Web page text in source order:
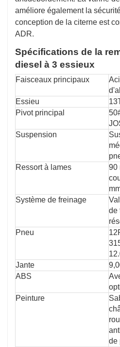
améliore également la
conception de la citerne est
ADR.
Spécifications de la
diesel à 3 essieux
Faisceaux principaux
Essieu
Pivot principal
Suspension
Ressort à lames
90
Système de freinage
de
Pneu
Jante
ABS
Peinture
de